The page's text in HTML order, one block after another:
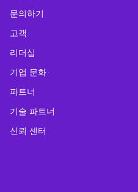
문의하기
고객
리더십
기업 문화
파트너
기술 파트너
신뢰 센터